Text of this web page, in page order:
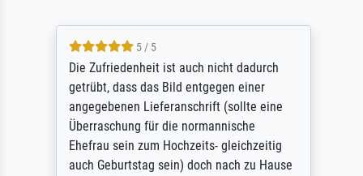
5 / 5
Die Zufriedenheit ist auch nicht dadurch
getrübt, dass das Bild entgegen einer
angegebenen Lieferanschrift (sollte eine
Überraschung für die normannische
Ehefrau sein zum Hochzeits- gleichzeitig
auch Geburtstag sein) doch nach zu Hause